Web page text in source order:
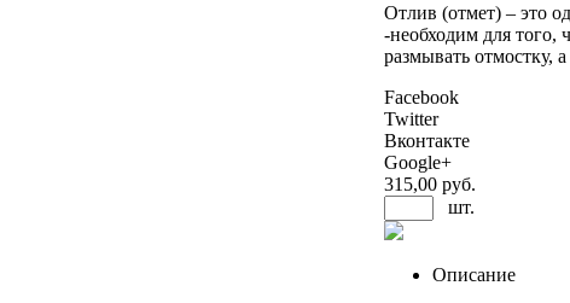
Отлив (отмет) – это
-необходим для того,
размывать отмостку,
Facebook
Twitter
Вконтакте
Google+
315,00 руб.
шт.
Описание